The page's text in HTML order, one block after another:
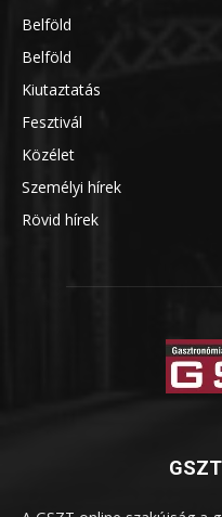
Belföld
Belföld
Kiutaztatás
Fesztivál
Közélet
Személyi hírek
Rövid hírek